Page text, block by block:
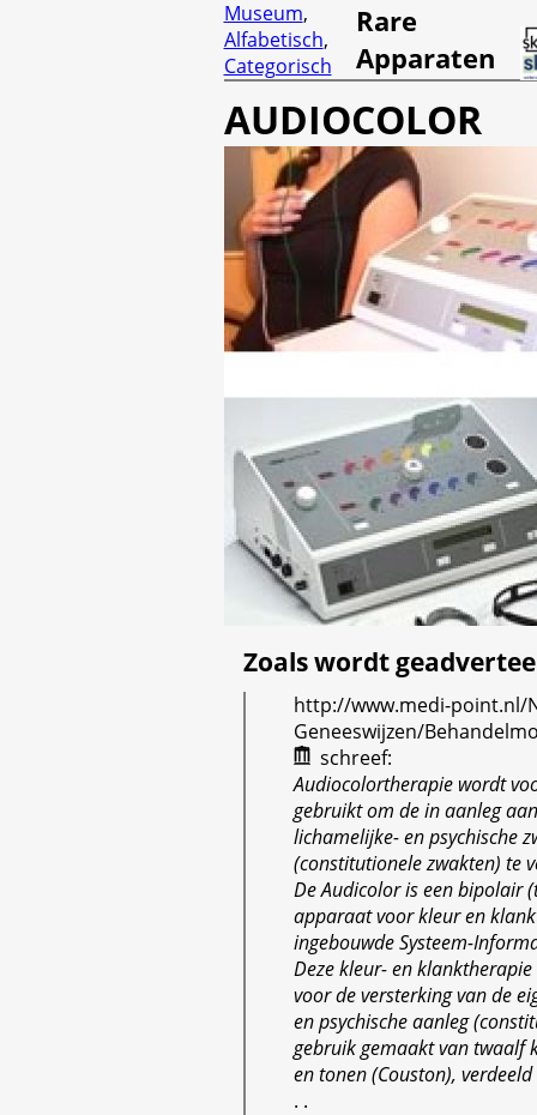
Museum,
Alfabetisch,
Categorisch
Rare
Apparaten
AUDIOCOLOR
Zoals wordt
http://www.medi-point.nl/
Geneeswijzen/
schreef:
Audiocolortherapie wordt
gebruikt om de in aanleg
lichamelijke- en psychische
(constitutionele zwakten) te
De Audicolor is een bipolair
apparaat voor kleur en
ingebouwde Systeem-
Deze kleur- en
voor de versterking van de
en psychische aanleg
gebruik gemaakt van twaalf
en tonen (Couston),
. .